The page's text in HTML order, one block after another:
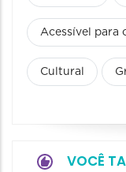
Acessível para
Cultural
VOCÊ